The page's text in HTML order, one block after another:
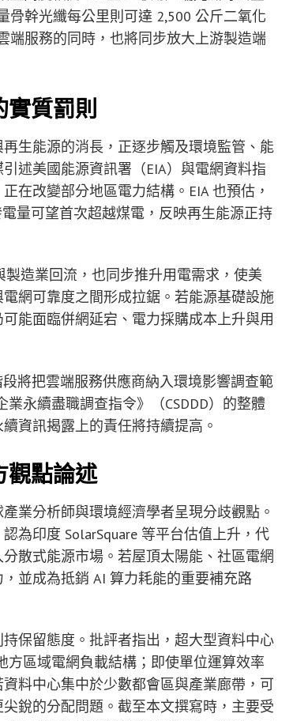
骨幹光纖每公里則可達 2,500 公斤二氧化
端服務的同時，也將同步放大上游製造端
質罰則
生能源的消長，正逐步觸及環境監管、能
述美國能源資訊署（EIA）與電網資料指
在改變部分地區電力結構。EIA 也預估，
量可望首次超越煤電，反映再生能源正持
造業回流，也同步推升用電需求，使美
網可靠度之間形成拉鋸。若能源基礎設施
能面臨併網延宕、電力採購成本上升與用
將把雲端服務供應商納入環境影響調查範
永續盡職調查指令》（CSDDD）的整體
資訊揭露上的責任將持續提高。
觀點論述
業分析師與環境經濟學者呈現分歧觀點。
為印度 SolarSquare 等平台估值上升，代
散式能源市場。若屋頂太陽能、社區電網
並成為抵銷 AI 算力耗能的重要補充路
保留態度。批評者指出，超大型資料中心
方區域電網負載結構；即使單位運算效率
料中心集中於少數都會區與產業廊帶，可
銳的分配問題。截至本文撰寫時，主要受